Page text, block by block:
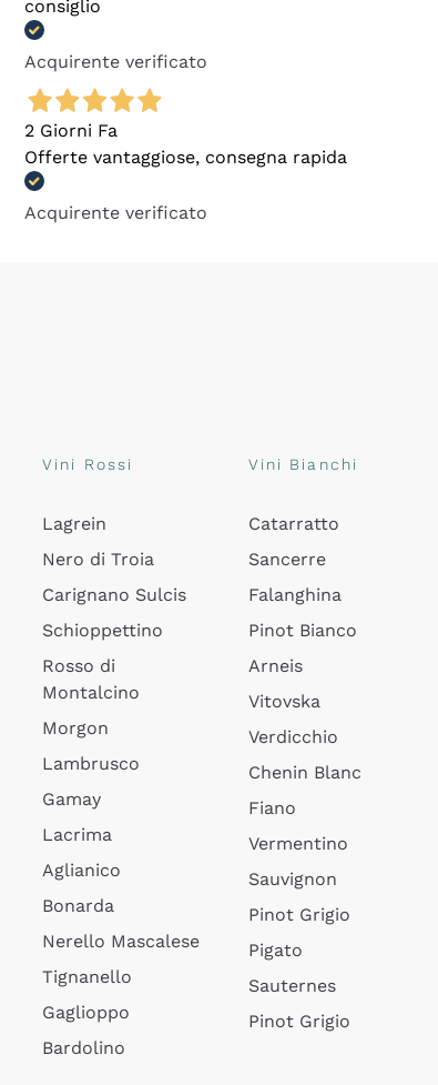
consiglio
Acquirente verificato
2 Giorni Fa
Offerte vantaggiose, consegna rapida
Acquirente verificato
Vini Rossi
Lagrein
Nero di Troia
Carignano Sulcis
Schioppettino
Rosso di
Montalcino
Morgon
Lambrusco
Gamay
Lacrima
Aglianico
Bonarda
Nerello Mascalese
Tignanello
Gaglioppo
Bardolino
Vini Bianchi
Catarratto
Sancerre
Falanghina
Pinot Bianco
Arneis
Vitovska
Verdicchio
Chenin Blanc
Fiano
Vermentino
Sauvignon
Pinot Grigio
Pigato
Sauternes
Pinot Grigio